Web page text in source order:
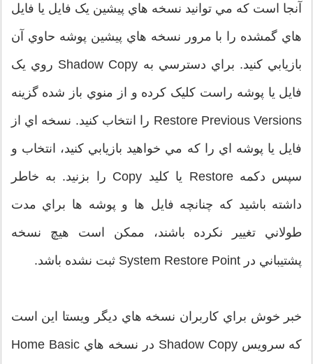
آنجا است که مي توانيد نسخه هاي پيشين يک فايل يا فايل
هاي گمشده را با مرور نسخه هاي پيشين پوشه حاوي آن
بازيابي کنيد. براي دسترسي به Shadow Copy روي يک
فايل يا پوشه راست کليک کرده و از منوي باز شده گزينه
Restore Previous Versions را انتخاب کنيد. نسخه اي از
فايل يا پوشه اي را که مي خواهيد بازيابي کنيد، انتخاب و
سپس دکمه Restore يا کليد Copy را بزنيد. به خاطر
داشته باشيد که چنانچه فايل ها و پوشه ها براي مدت
طولاني تغيير نکرده باشند، ممکن است هيچ نسخه
پشتيباني در System Restore Point ثبت نشده باشد.
خبر خوش براي کاربران نسخه هاي ديگر ويستا اين است
که سرويس Shadow Copy در نسخه هاي Home Basic